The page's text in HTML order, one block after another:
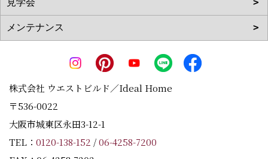
株式会社 ウエストビルド／Ideal Home
〒536-0022
大阪市城東区永田3-12-1
TEL： 0120-138-152 /06-4258-7200